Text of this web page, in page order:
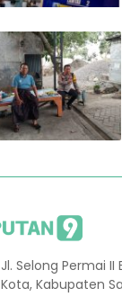
Jl. Selong Permai II
Kota, Kabupaten